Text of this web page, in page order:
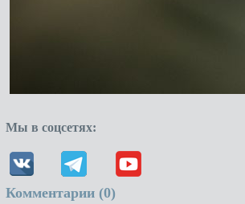
Мы в соцсетях:
Комментарии (0)